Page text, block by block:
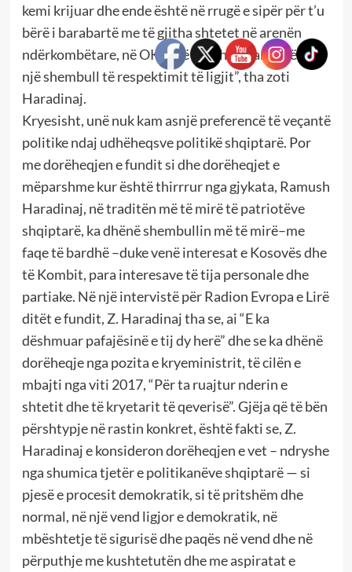
kemi krijuar dhe ende është në rrugë e sipër për t’u
bërë i barabartë me të gjitha shtetet në arenën
ndërkombëtare, në OKB, në BE dhe e kam dhënë
një shembull të respektimit të ligjit”, tha zoti
Haradinaj.
Kryesisht, unë nuk kam asnjë preferencë të veçantë
politike ndaj udhëheqsve politikë shqiptarë. Por
me dorëheqjen e fundit si dhe dorëheqjet e
mëparshme kur është thirrrur nga gjykata, Ramush
Haradinaj, në traditën më të mirë të patriotëve
shqiptarë, ka dhënë shembullin më të mirë–me
faqe të bardhë –duke venë interesat e Kosovës dhe
të Kombit, para interesave të tija personale dhe
partiake. Në një intervistë për Radion Evropa e Lirë
ditët e fundit, Z. Haradinaj tha se, ai “E ka
dëshmuar pafajësinë e tij dy herë” dhe se ka dhënë
dorëheqje nga pozita e kryeministrit, të cilën e
mbajti nga viti 2017, “Për ta ruajtur nderin e
shtetit dhe të kryetarit të qeverisë”. Gjëja që të bën
përshtypje në rastin konkret, është fakti se, Z.
Haradinaj e konsideron dorëheqjen e vet – ndryshe
nga shumica tjetër e politikanëve shqiptarë — si
pjesë e procesit demokratik, si të pritshëm dhe
normal, në një vend ligjor e demokratik, në
mbështetje të sigurisë dhe paqës në vend dhe në
përputhje me kushtetutën dhe me aspiratat e